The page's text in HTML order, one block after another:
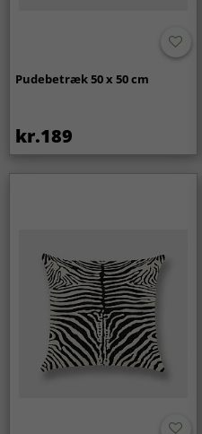
Pudebetræk 50 x 50 cm
kr.189